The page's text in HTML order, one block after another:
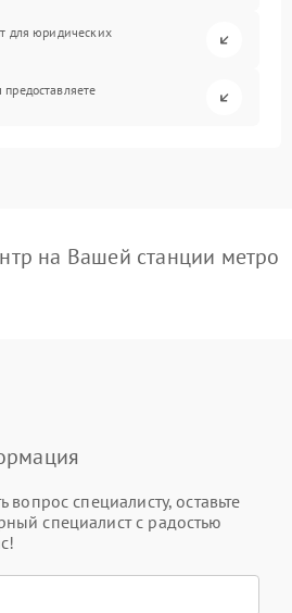
для юридических
на Вашей станции метро
вопрос специалисту, оставьте
специалист с радостью